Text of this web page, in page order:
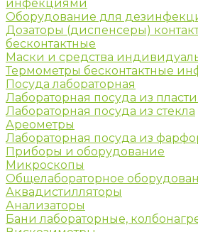
инфекциями
Оборудование для
Дозаторы (диспенсеры)
бесконтактные
Маски и средства
Термометры бесконтактные
Посуда лабораторная
Лабораторная посуда из
Лабораторная посуда из стекла
Ареометры
Лабораторная посуда из
Приборы и оборудование
Микроскопы
Общелабораторное
Аквадистилляторы
Анализаторы
Бани лабораторные,